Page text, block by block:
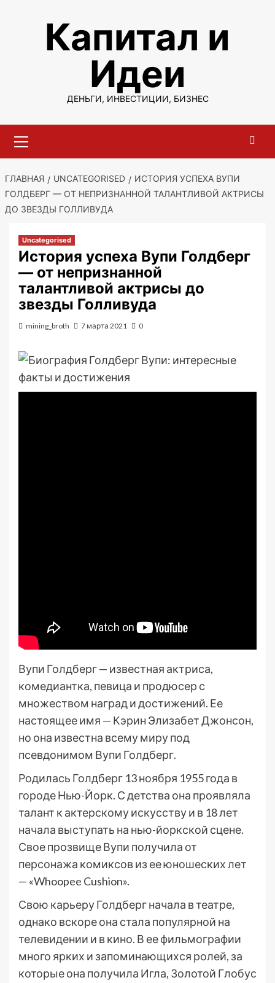
содержимомуКапитал и
Идеи
ДЕНЬГИ, ИНВЕСТИЦИИ, БИЗНЕС
меню
ГЛАВНАЯ UNCATEGORISED
ИСТОРИЯ УСПЕХА ВУПИ
ГОЛДБЕРГ — ОТ НЕПРИЗНАННОЙ ТАЛАНТЛИВОЙ АКТРИСЫ
ДО ЗВЕЗДЫ ГОЛЛИВУДА
Uncategorised
История успеха Вупи Голдберг
— от непризнанной
талантливой актрисы до
звезды Голливуда
mining_broth 7 марта 2021 0
Вупи Голдберг — известная актриса,
комедиантка, певица и продюсер с
множеством наград и достижений. Ее
настоящее имя — Кэрин Элизабет Джонсон,
но она известна всему миру под
псевдонимом Вупи Голдберг.
Родилась Голдберг 13 ноября 1955 года в
городе Нью-Йорк. С детства она проявляла
талант к актерскому искусству и в 18 лет
начала выступать на нью-йоркской сцене.
Свое прозвище Вупи получила от
персонажа комиксов из ее юношеских лет
— «Whoopee Cushion».
Свою карьеру Голдберг начала в театре,
однако вскоре она стала популярной на
телевидении и в кино. В ее фильмографии
много ярких и запоминающихся ролей, за
которые она получила Игла, Золотой Глобус